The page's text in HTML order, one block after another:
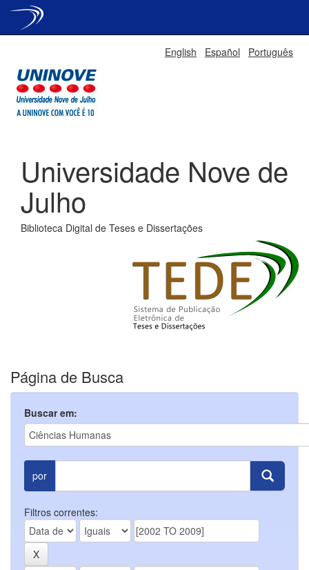
English Español Português
Universidade Nove de
Julho
Biblioteca Digital de Teses e Dissertações
Página de Busca
Buscar em:
por
Filtros correntes: